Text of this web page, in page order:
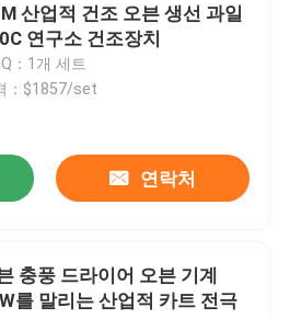
터
산업적 건조 오븐 생선 과일
연구소 건조장치
：1개 세트
：$1857/set
연락처
드라이어 오븐 기계
를 말리는 산업적 카트 전극